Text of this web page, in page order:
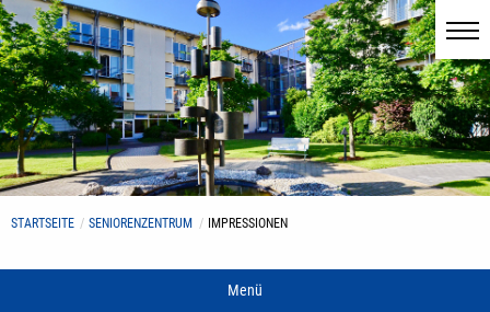
STARTSEITE SENIORENZENTRUM IMPRESSIONEN
Menü